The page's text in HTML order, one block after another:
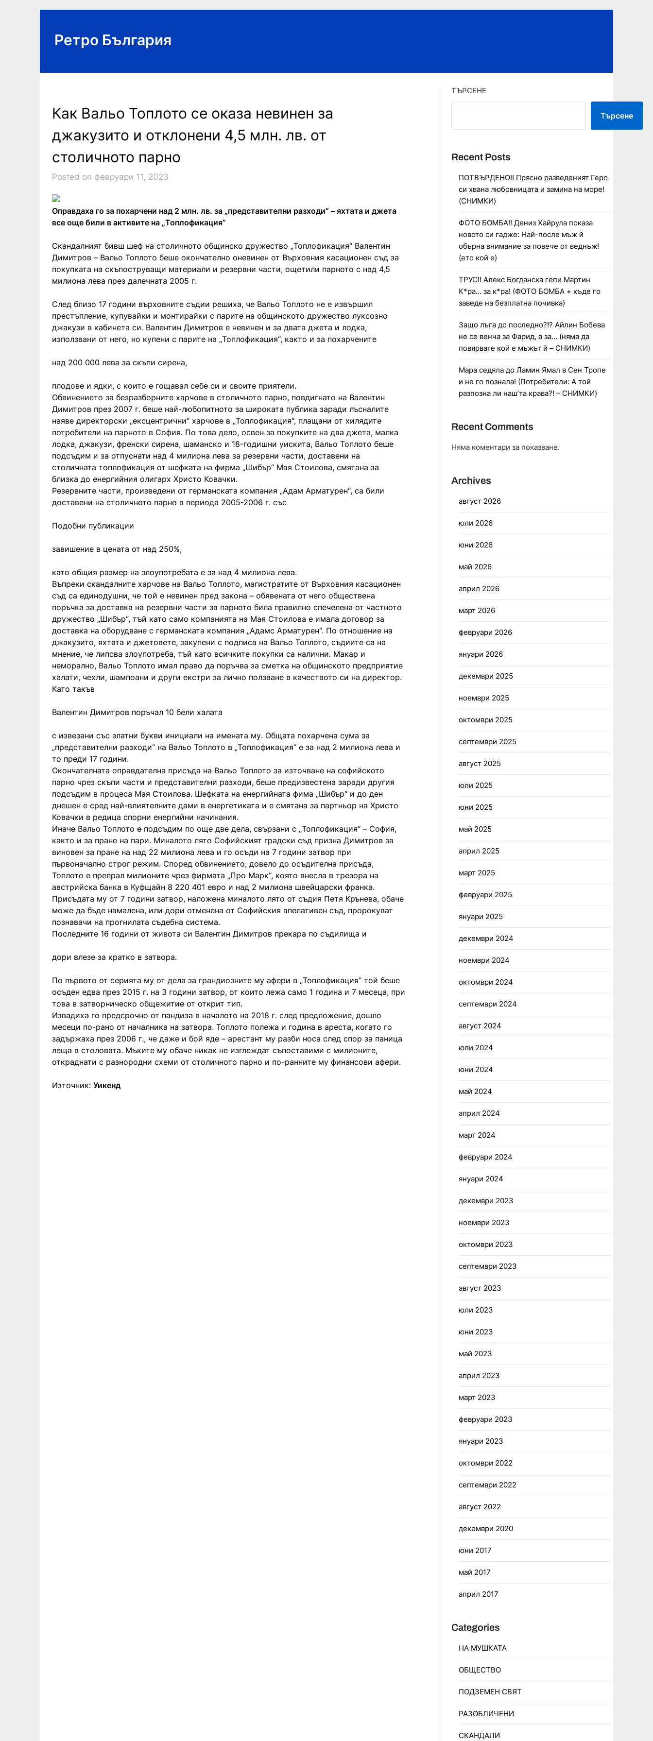
Ретро България
Как Вальо Топлото се оказа невинен за
джакузито и отклонени 4,5 млн. лв. от
столичното парно
Posted on февруари 11, 2023
Оправдаха го за похарчени над 2 млн. лв. за „представителни разходи“ – яхтата и джета
все още били в активите на „Топлофикация“
Скандалният бивш шеф на столичното общинско дружество „Топлофикация“ Валентин
Димитров – Вальо Топлото беше окончателно оневинен от Върховния касационен съд за
покупката на скъпоструващи материали и резервни части, ощетили парното с над 4,5
милиона лева през далечната 2005 г.
След близо 17 години върховните съдии решиха, че Вальо Топлото не е извършил
престъпление, купувайки и монтирайки с парите на общинското дружество луксозно
джакузи в кабинета си. Валентин Димитров е невинен и за двата джета и лодка,
използвани от него, но купени с парите на „Топлофикация“, както и за похарчените
над 200 000 лева за скъпи сирена,
плодове и ядки, с които е гощавал себе си и своите приятели.
Обвинението за безразборните харчове в столичното парно, повдигнато на Валентин
Димитров през 2007 г. беше най-любопитното за широката публика заради лъсналите
наяве директорски „ексцентрични“ харчове в „Топлофикация“, плащани от хилядите
потребители на парното в София. По това дело, освен за покупките на два джета, малка
лодка, джакузи, френски сирена, шаманско и 18-годишни уискита, Вальо Топлото беше
подсъдим и за отпуснати над 4 милиона лева за резервни части, доставени на
столичната топлофикация от шефката на фирма „Шибър“ Мая Стоилова, смятана за
близка до енергийния олигарх Христо Ковачки.
Резервните части, произведени от германската компания „Адам Арматурен“, са били
доставени на столичното парно в периода 2005-2006 г. със
Подобни публикации
завишение в цената от над 250%,
като общия размер на злоупотребата е за над 4 милиона лева.
Въпреки скандалните харчове на Вальо Топлото, магистратите от Върховния касационен
съд са единодушни, че той е невинен пред закона – обявената от него обществена
поръчка за доставка на резервни части за парното била правилно спечелена от частното
дружество „Шибър“, тъй като само компанията на Мая Стоилова е имала договор за
доставка на оборудване с германската компания „Адамс Арматурен“. По отношение на
джакузито, яхтата и джетовете, закупени с подписа на Вальо Топлото, съдиите са на
мнение, че липсва злоупотреба, тъй като всичките покупки са налични. Макар и
неморално, Вальо Топлото имал право да поръчва за сметка на общинското предприятие
халати, чехли, шампоани и други екстри за лично ползване в качеството си на директор.
Като такъв
Валентин Димитров поръчал 10 бели халата
с извезани със златни букви инициали на имената му. Общата похарчена сума за
„представителни разходи“ на Вальо Топлото в „Топлофикация“ е за над 2 милиона лева и
то преди 17 години.
Окончателната оправдателна присъда на Вальо Топлото за източване на софийското
парно чрез скъпи части и представителни разходи, беше предизвестена заради другия
подсъдим в процеса Мая Стоилова. Шефката на енергийната фима „Шибър“ и до ден
днешен е сред най-влиятелните дами в енергетиката и е смятана за партньор на Христо
Ковачки в редица спорни енергийни начинания.
Иначе Вальо Топлото е подсъдим по още две дела, свързани с „Топлофикация“ – София,
както и за пране на пари. Миналото лято Софийският градски съд призна Димитров за
виновен за пране на над 22 милиона лева и го осъди на 7 години затвор при
първоначално строг режим. Според обвинението, довело до осъдителна присъда,
Топлото е препрал милионите чрез фирмата „Про Марк“, която внесла в трезора на
австрийска банка в Куфщайн 8 220 401 евро и над 2 милиона швейцарски франка.
Присъдата му от 7 години затвор, наложена миналото лято от съдия Петя Крънева, обаче
може да бъде намалена, или дори отменена от Софийския апелативен съд, пророкуват
познавачи на прогнилата съдебна система.
Последните 16 години от живота си Валентин Димитров прекара по съдилища и
дори влезе за кратко в затвора.
По първото от серията му от дела за грандиозните му афери в „Топлофикация“ той беше
осъден едва през 2015 г. на 3 години затвор, от които лежа само 1 година и 7 месеца, при
това в затворническо общежитие от открит тип.
Извадиха го предсрочно от пандиза в началото на 2018 г. след предложение, дошло
месеци по-рано от началника на затвора. Топлото полежа и година в ареста, когато го
задържаха през 2006 г., че даже и бой яде – арестант му разби носа след спор за паница
леща в столовата. Мъките му обаче никак не изглеждат съпоставими с милионите,
откраднати с разнородни схеми от столичното парно и по-ранните му финансови афери.
Източник: Уикенд
ТЪРСЕНЕ
Търсене
Recent Posts
ПОТВЪРДЕНО!! Прясно разведеният Геро
си хвана любовницата и замина на море!
(СНИМКИ)
ФОТО БОМБА!! Дениз Хайрула показа
новото си гадже: Най-после мъж й
обърна внимание за повече от веднъж!
(ето кой е)
ТРУС!! Алекс Богданска гепи Мартин
К*ра… за к*ра! (ФОТО БОМБА + къде го
заведе на безплатна почивка)
Защо лъга до последно?!? Айлин Бобева
не се венча за Фарид, а за… (няма да
повярвате кой е мъжът й – СНИМКИ)
Мара седяла до Ламин Ямал в Сен Тропе
и не го познала! (Потребители: А той
разпозна ли наш’та крава?! – СНИМКИ)
Recent Comments
Няма коментари за показване.
Archives
август 2026
юли 2026
юни 2026
май 2026
април 2026
март 2026
февруари 2026
януари 2026
декември 2025
ноември 2025
октомври 2025
септември 2025
август 2025
юли 2025
юни 2025
май 2025
април 2025
март 2025
февруари 2025
януари 2025
декември 2024
ноември 2024
октомври 2024
септември 2024
август 2024
юли 2024
юни 2024
май 2024
април 2024
март 2024
февруари 2024
януари 2024
декември 2023
ноември 2023
октомври 2023
септември 2023
август 2023
юли 2023
юни 2023
май 2023
април 2023
март 2023
февруари 2023
януари 2023
октомври 2022
септември 2022
август 2022
декември 2020
юни 2017
май 2017
април 2017
Categories
НА МУШКАТА
ОБЩЕСТВО
ПОДЗЕМЕН СВЯТ
РАЗОБЛИЧЕНИ
СКАНДАЛИ